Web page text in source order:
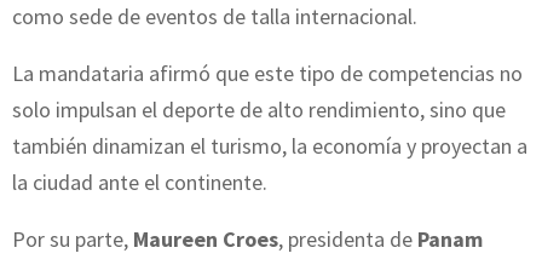
como sede de eventos de talla internacional.
La mandataria afirmó que este tipo de competencias no
solo impulsan el deporte de alto rendimiento, sino que
también dinamizan el turismo, la economía y proyectan a
la ciudad ante el continente.
Por su parte, Maureen Croes, presidenta de Panam